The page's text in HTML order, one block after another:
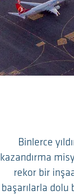
Binlerce
kazandırma
rekor bir
başarılarla